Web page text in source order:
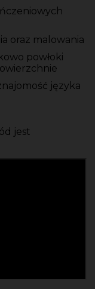
oraz malowania
powłoki
języka
jest